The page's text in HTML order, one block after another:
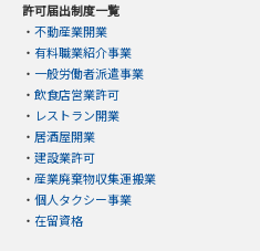
許可届出制度一覧
・ 不動産業開業
・ 有料職業紹介事業
・ 一般労働者派遣事業
・ 飲食店営業許可
・ レストラン開業
・ 居酒屋開業
・ 建設業許可
・ 産業廃棄物収集運搬業
・ 個人タクシー事業
・ 在留資格